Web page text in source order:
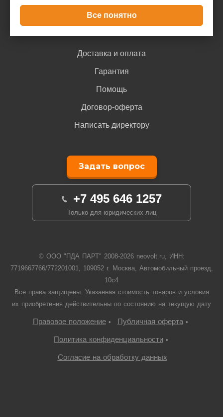
Все понятно
Покупателю
Доставка и оплата
Гарантия
Помощь
Договор-оферта
Написать директору
Задать вопрос
+7 495 646 1257
Только для юридических лиц
© ООО "ПДА ПАРТ" 2008-2026neovolt.ru, ИНН:
7719667766/772201001, 109052 г. Москва, Автомобильный проезд,
10с4
Все права защищены. Указанная стоимость товаров и условия
их приобретения действительны по состоянию на текущую дату
Правовое положение• Публичная оферта•
Политика конфиденциальности •
Согласие на обработку данных